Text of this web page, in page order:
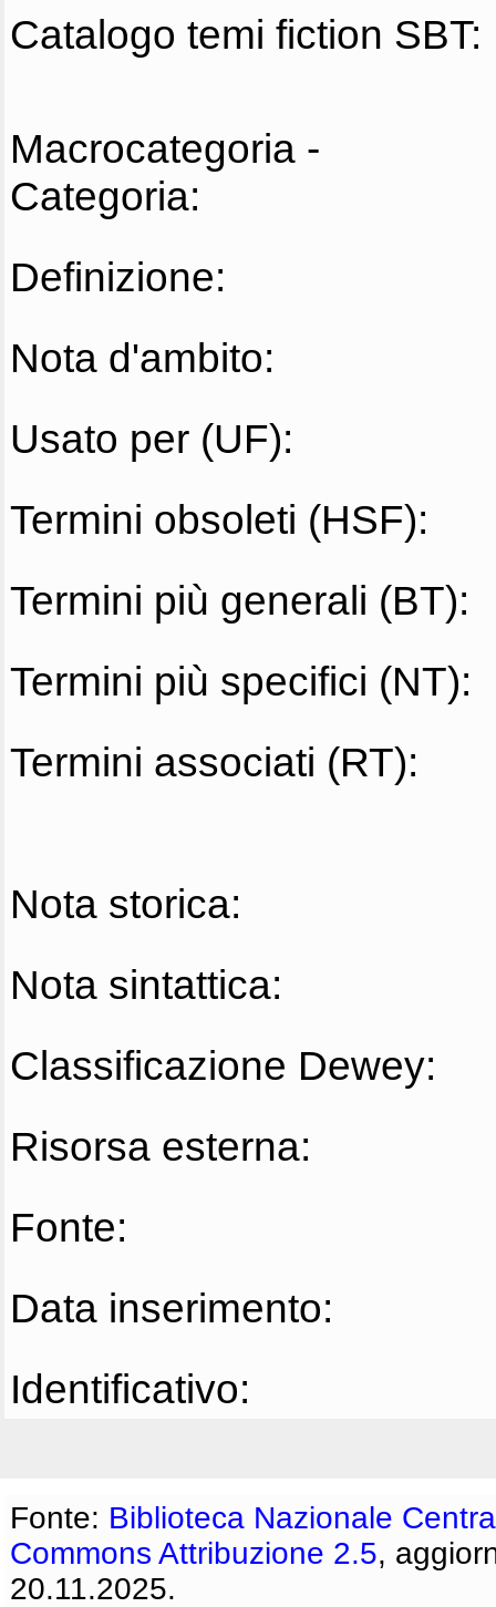
Catalogo temi fiction SBT:
Macrocategoria -
Categoria:
Definizione:
Nota d'ambito:
Usato per (UF):
Termini obsoleti (HSF):
Termini più generali (BT):
Termini più specifici (NT):
Termini associati (RT):
Nota storica:
Nota sintattica:
Classificazione Dewey:
Risorsa esterna:
Fonte:
Data inserimento:
Identificativo:
Fonte: Biblioteca Nazionale
Commons Attribuzione 2.5,
20.11.2025.